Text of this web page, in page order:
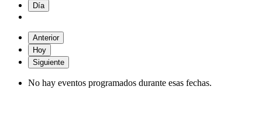
Día
Anterior
Hoy
Siguiente
No hay eventos programados durante esas fechas.